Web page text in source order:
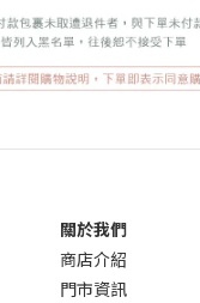
關於我們
商店介紹
門市資訊